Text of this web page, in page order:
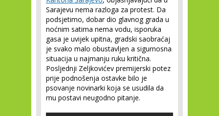
Sarajevu nema razloga za protest. Da
podsjetimo, dobar dio glavnog grada u
noćnim satima nema vodu, isporuka
gasa je uvijek upitna, gradski saobraćaj
je svako malo obustavljen a sigurnosna
situacija u najmanju ruku kritična.
Posljednji Zeljkovićev premijerski potez
prije podnošenja ostavke bilo je
psovanje novinarki koja se usudila da
mu postavi neugodno pitanje.